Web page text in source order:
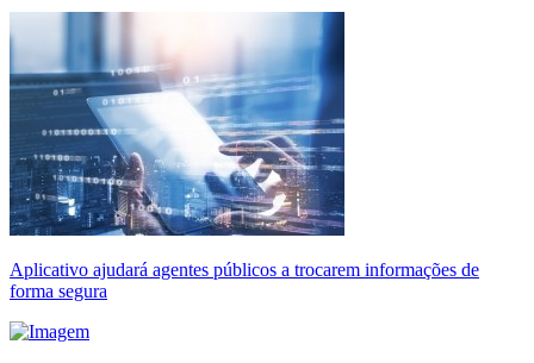
Aplicativo ajudará agentes públicos a trocarem informações de
forma segura